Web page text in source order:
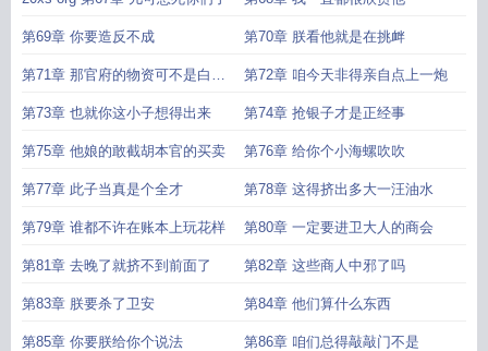
第69章 你要造反不成 第70章 朕看他就是在挑衅
第71章 那官府的物资可不是白来
的
第72章 咱今天非得亲自点上一炮
第73章 也就你这小子想得出来 第74章 抢银子才是正经事
第75章 他娘的敢截胡本官的买卖 第76章 给你个小海螺吹吹
第77章 此子当真是个全才 第78章 这得挤出多大一汪油水
第79章 谁都不许在账本上玩花样 第80章 一定要进卫大人的商会
第81章 去晚了就挤不到前面了 第82章 这些商人中邪了吗
第83章 朕要杀了卫安 第84章 他们算什么东西
第85章 你要朕给你个说法 第86章 咱们总得敲敲门不是